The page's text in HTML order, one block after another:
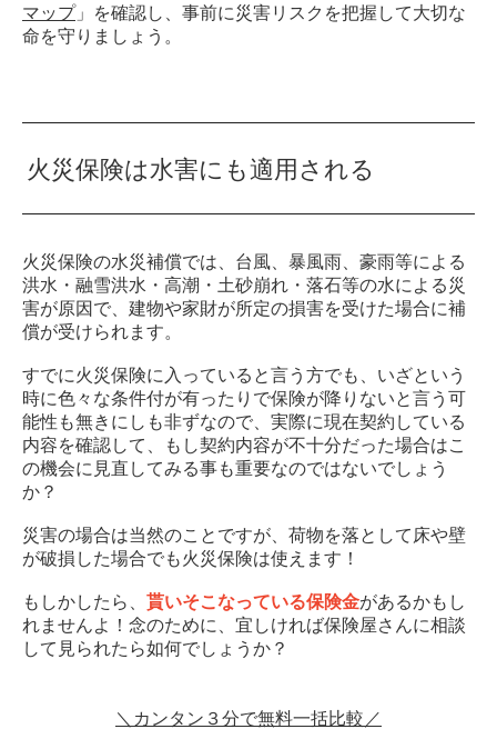
マップ」を確認し、事前に災害リスクを把握して大切な
命を守りましょう。
火災保険は水害にも適用される
火災保険の水災補償では、台風、暴風雨、豪雨等による
洪水・融雪洪水・高潮・土砂崩れ・落石等の水による災
害が原因で、建物や家財が所定の損害を受けた場合に補
償が受けられます。
すでに火災保険に入っていると言う方でも、いざという
時に色々な条件付が有ったりで保険が降りないと言う可
能性も無きにしも非ずなので、実際に現在契約している
内容を確認して、もし契約内容が不十分だった場合はこ
の機会に見直してみる事も重要なのではないでしょう
か？
災害の場合は当然のことですが、荷物を落として床や壁
が破損した場合でも火災保険は使えます！
もしかしたら、 貰いそこなっている保険金があるかもし
れませんよ！念のために、宜しければ保険屋さんに相談
して見られたら如何でしょうか？
＼カンタン３分で無料一括比較／